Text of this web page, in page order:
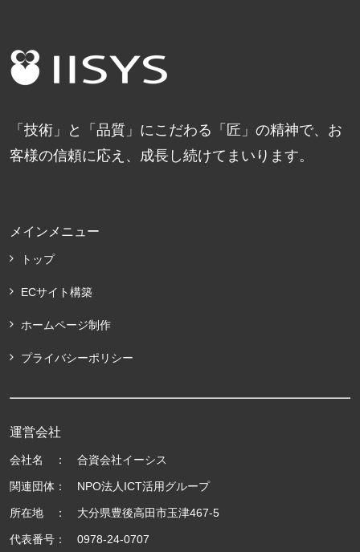
「技術」と「品質」にこだわる「匠」の精神で、お
客様の信頼に応え、成長し続けてまいります。
メインメニュー
トップ
ECサイト構築
ホームページ制作
プライバシーポリシー
運営会社
会社名 ： 合資会社イーシス
関連団体： NPO法人ICT活用グループ
所在地 ： 大分県豊後高田市玉津467-5
代表番号： 0978-24-0707